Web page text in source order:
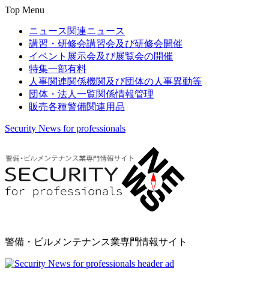
Top Menu
ニュース関連ニュース
講習・研修会講習会及び研修会開催
イベント 展示会及び展覧会の開催
特集一部有料
人事関連関係機関及び団体の人事異動等
団体・法人一覧関係情報管理
販売各種警備関連用品
Security News for professionals
警備・ビルメンテナンス業専門情報サイト